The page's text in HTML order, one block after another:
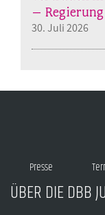
–
30. Juli 2026
Presse
ÜBER DIE DBB